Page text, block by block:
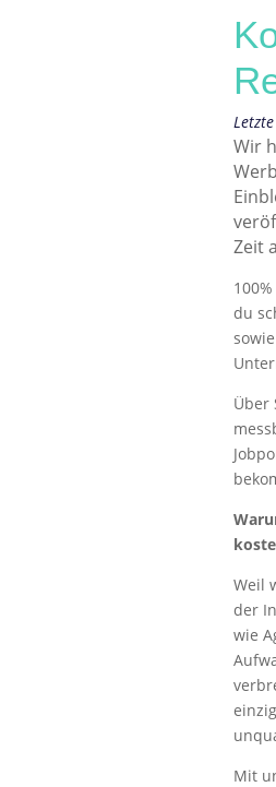
Wir
Zeit
du
Über
Weil
der
wie
Mit